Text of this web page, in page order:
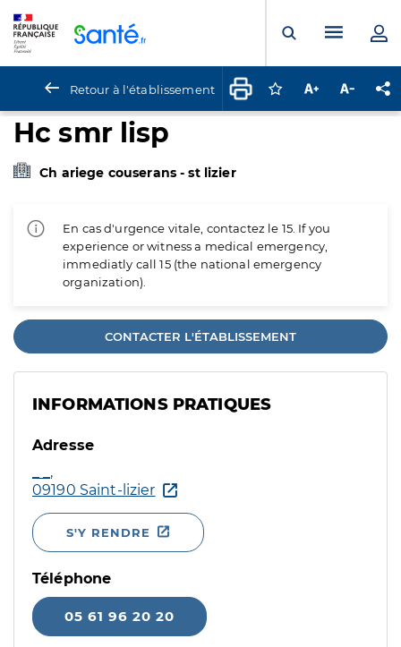
Ouvrir laMenu
Retour à l'établissement Connectez-vous
Augmenter la
Hc smr lisp
Ch ariege couserans - st lizier
En cas d'urgence vitale, contactez le 15. If you
experience or witness a medical emergency,
immediatly call 15 (the national emergency
organization).
CONTACTER L'ÉTABLISSEMENT
INFORMATIONS PRATIQUES
Adresse
_ _,
09190 Saint-lizier
S'Y RENDRE
Téléphone
05 61 96 20 20